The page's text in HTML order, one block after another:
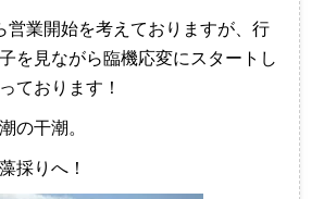
営業開始を考えておりますが、行
を見ながら臨機応変にスタートし
ております！
の干潮。
採りへ！